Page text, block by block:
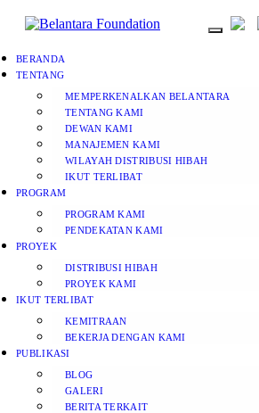
BERANDA
TENTANG
MEMPERKENALKAN BELANTARA
TENTANG KAMI
DEWAN KAMI
MANAJEMEN KAMI
WILAYAH DISTRIBUSI HIBAH
IKUT TERLIBAT
PROGRAM
PROGRAM KAMI
PENDEKATAN KAMI
PROYEK
DISTRIBUSI HIBAH
PROYEK KAMI
IKUT TERLIBAT
KEMITRAAN
BEKERJA DENGAN KAMI
PUBLIKASI
BLOG
GALERI
BERITA TERKAIT